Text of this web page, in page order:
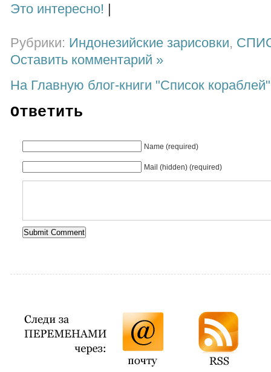
Это интересно! |
Рубрики: Индонезийские зарисовки,
Оставить комментарий »
На Главную блог-книги "Список кораблей"
Ответить
Name (required)
Mail (hidden) (required)